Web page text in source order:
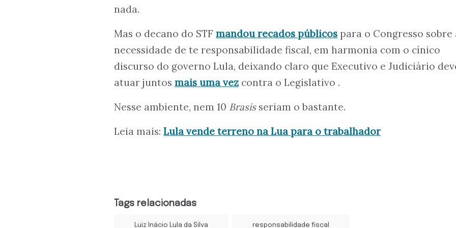
nada.
Mas o decano do STF mandou recados públicos para o Congresso sobre
necessidade de te responsabilidade fiscal, em harmonia com o cínico
discurso do governo Lula, deixando claro que Executivo e Judiciário
atuar juntos mais uma vez contra o Legislativo .
Nesse ambiente, nem 10 Brasisseriam o bastante.
Leia mais: Lula vende terreno na Lua para o trabalhador
Tags relacionadas
Luiz Inácio Lula da Silva responsabilidade fiscal